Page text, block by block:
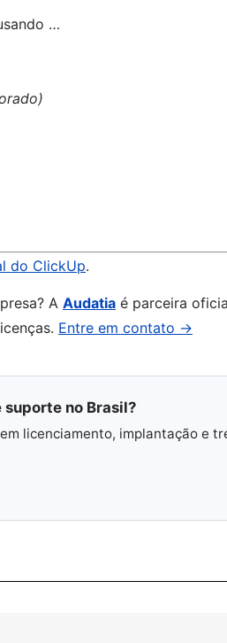
…
do ClickUp.
A Audatia é parceira
Entre em contato →
no Brasil?
licenciamento, implantação e